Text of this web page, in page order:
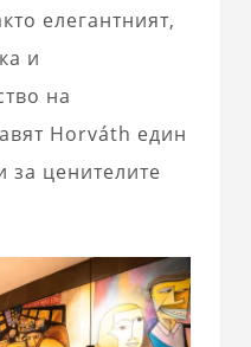
елегантният,
и
на
Horváth един
за ценителите